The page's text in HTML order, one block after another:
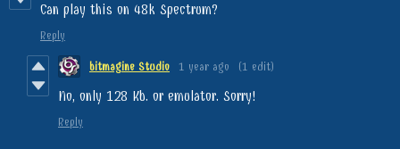
Can play this on 48k Spectrum?
Reply
bitmagine Studio 1 year ago (1 edit)
No, only 128 Kb. or emulator. Sorry!
Reply